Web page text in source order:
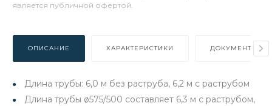
является публичной офертой.
ОПИСАНИЕ ХАРАКТЕРИСТИКИ ДОКУМЕНТЫ
Длина трубы: 6,0 м без раструба, 6,2 м с раструбом
Длина трубы ø575/500 составляет 6,3 м с раструбом,